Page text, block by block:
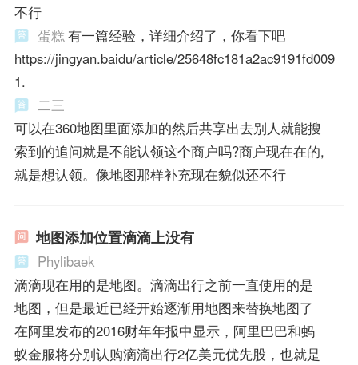
不行
蛋糕有一篇经验，详细介绍了，你看下吧
https://jingyan.baidu/article/25648fc181a2ac9191fd009
1.
二三
可以在360地图里面添加的然后共享出去别人就能搜
索到的追问就是不能认领这个商户吗?商户现在在的,
就是想认领。像地图那样补充现在貌似还不行
地图添加位置滴滴上没有
Phylibaek
滴滴现在用的是地图。滴滴出行之前一直使用的是
地图，但是最近已经开始逐渐用地图来替换地图了
在阿里发布的2016财年年报中显示，阿里巴巴和蚂
蚁金服将分别认购滴滴出行2亿美元优先股，也就是